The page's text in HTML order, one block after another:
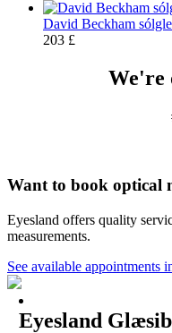
David Beckham
203 £
We're
Want to book optical
Eyesland offers quality
measurements.
See available appointments
Eyesland